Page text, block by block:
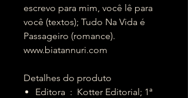
escrevo para mim, você lê para
você (textos); Tudo Na Vida é
Passageiro (romance).
www.biatannuri.com
Detalhes do produto
Editora ‏ : ‎ Kotter Editorial; 1ª